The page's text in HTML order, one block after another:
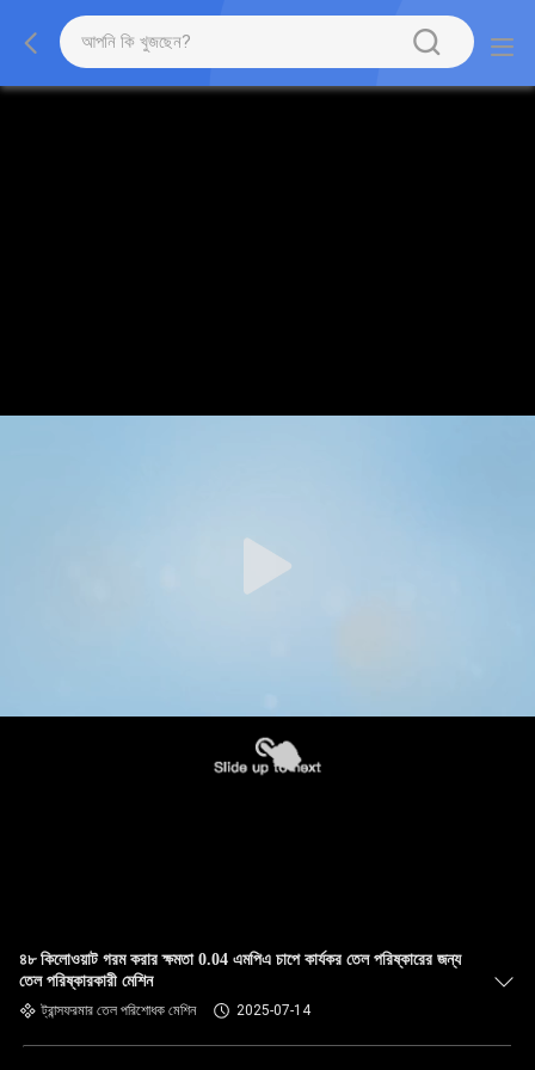
৪৮ কিলোওয়াট গরম করার ক্ষমতা 0.04 এমপিএ চাপে কার্যকর তেল পরিষ্কারের জন্য
তেল পরিষ্কারকারী মেশিন
ট্রান্সফরমার তেল পরিশোধক মেশিন 2025-07-14